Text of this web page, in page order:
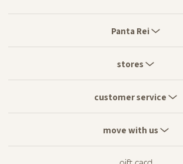
Rei
Panta Rei
stores
with
service
customer service